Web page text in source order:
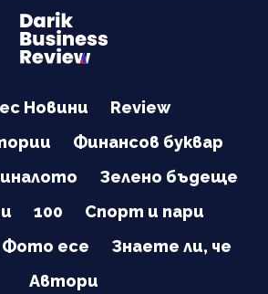
Новини
Review
Финансов буквар
Зелено бъдеще
100
Спорт и пари
Фото есе
Знаете ли, че
Автори